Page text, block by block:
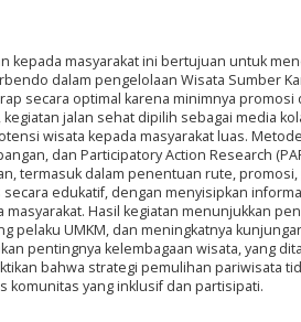
kepada masyarakat ini bertujuan untuk
dalam pengelolaan Wisata Sumber
secara optimal karena minimnya
jalan sehat dipilih sebagai media
wisata kepada masyarakat luas.
dan Participatory Action Research
termasuk dalam penentuan rute,
edukatif, dengan menyisipkan
Hasil kegiatan menunjukkan
pelaku UMKM, dan meningkatnya
pentingnya kelembagaan wisata, yang
bahwa strategi pemulihan pariwisata
komunitas yang inklusif dan partisipati.